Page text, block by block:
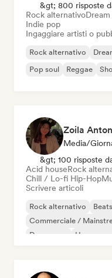
&gt; 800 risposte
Rock alternativo
Indie pop
Ingaggiare artisti o
Rock alternativo
Pop soul
Reggae
Zoila
Media/
&gt; 100 risposte
Acid houseRock
Chill / Lo-fi Hip-Hop
Scrivere articoli
Rock alternativo
Commerciale /
Dream pop
House